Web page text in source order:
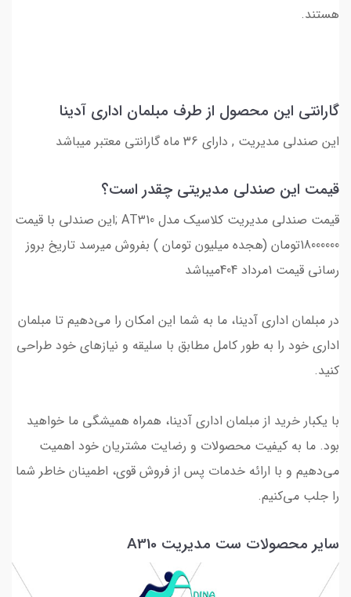
هستند.
گارانتی این محصول از طرف مبلمان اداری آدینا
این صندلی مدیریت , دارای 36 ماه گارانتی معتبر میباشد
قیمت این صندلی مدیریتی چقدر است؟
قیمت صندلی مدیریت کلاسیک مدل AT310 ;این صندلی با قیمت
18000000تومان (هجده میلیون تومان ) بفروش میرسد تاریخ بروز
رسانی قیمت 1مرداد 404میباشد
در مبلمان اداری آدینا، ما به شما این امکان را می‌دهیم تا مبلمان
اداری خود را به طور کامل مطابق با سلیقه و نیازهای خود طراحی
کنید.
با یکبار خرید از مبلمان اداری آدینا، همراه همیشگی ما خواهید
بود. ما به کیفیت محصولات و رضایت مشتریان خود اهمیت
می‌دهیم و با ارائه خدمات پس از فروش قوی، اطمینان خاطر شما
را جلب می‌کنیم.
سایر محصولات ست‌ مدیریت A310